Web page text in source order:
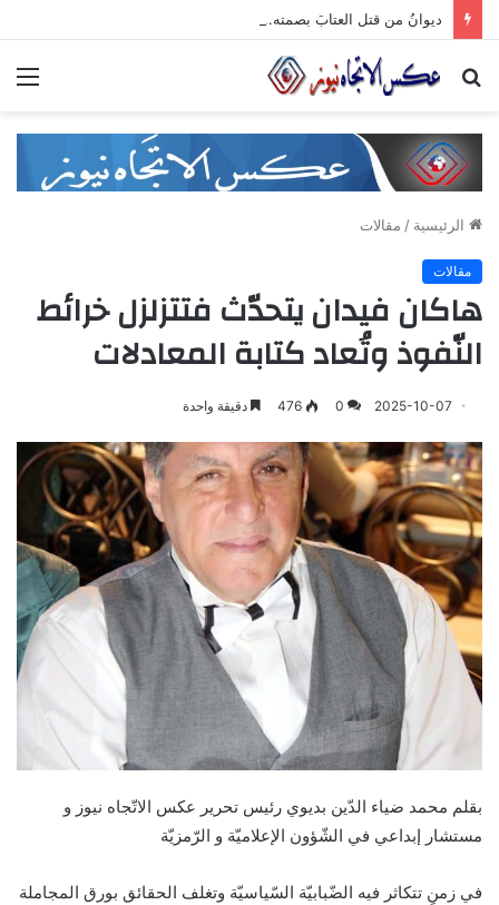
ديوانُ من قتل العتابَ بصمته.. ومضى خلف الأبوابِ يجرُّ ماضيه
بحث
الرئيسية / مقالات
مقالات
هاكان فيدان يتحدّث فتتزلزل خرائط
النّفوذ وتُعاد كتابة المعادلات
2025-10-07
0
476 دقيقة واحدة
بقلم محمد ضياء الدّين بديوي رئيس تحرير عكس الاتّجاه نيوز و
مستشار إبداعي في الشّؤون الإعلاميّة و الرّمزيّة
في زمنٍ تتكاثر فيه الضّبابيّة السّياسيّة وتغلف الحقائق بورق المجاملة